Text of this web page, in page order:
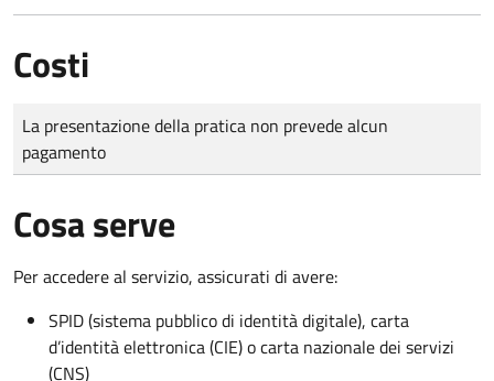
Costi
Tipo di pagamento
Importo
La presentazione della pratica non prevede alcun
pagamento
Cosa serve
Per accedere al servizio, assicurati di avere:
SPID (sistema pubblico di identità digitale), carta
d’identità elettronica (CIE) o carta nazionale dei servizi
(CNS)